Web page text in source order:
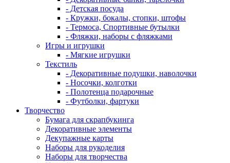
- Детская посуда
- Кружки, бокалы, стопки, штофы
- Термоса, Спортивные бутылки
- Фляжки, наборы с фляжками
Игры и игрушки
- Мягкие игрушки
Текстиль
- Декоративные подушки, наволочки
- Носочки, колготки
- Полотенца подарочные
- Футболки, фартуки
Творчество
Бумага для скрапбукинга
Декоративные элементы
Декупажные карты
Наборы для рукоделия
Наборы для творчества